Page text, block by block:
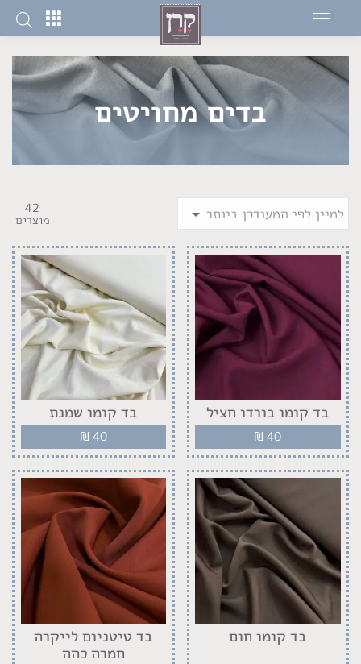
בדים מחויטים
42
מוצרים
בד קומו בורדו חציל
₪ 40
בד קומו שמנת
₪ 40
בד קומו חום
בד טיטניום לייקרה
חמרה כהה